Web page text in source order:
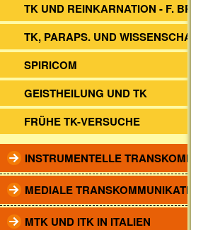
TK UND REINKARNATION - F. BRUNE
TK, PARAPS. UND WISSENSCHAFT
SPIRICOM
GEISTHEILUNG UND TK
FRÜHE TK-VERSUCHE
INSTRUMENTELLE TRANSKOMM.
MEDIALE TRANSKOMMUNIKATION
MTK UND ITK IN ITALIEN